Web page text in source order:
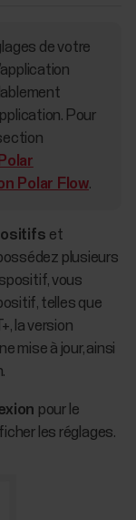
de votre
Pour
Polar Flow.
et
plusieurs
vous
telles que
la version
mise à jour, ainsi
pour le
les réglages.